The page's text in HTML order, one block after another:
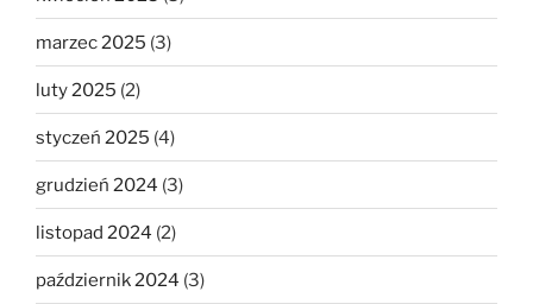
marzec 2025 (3)
luty 2025 (2)
styczeń 2025 (4)
grudzień 2024 (3)
listopad 2024 (2)
październik 2024 (3)